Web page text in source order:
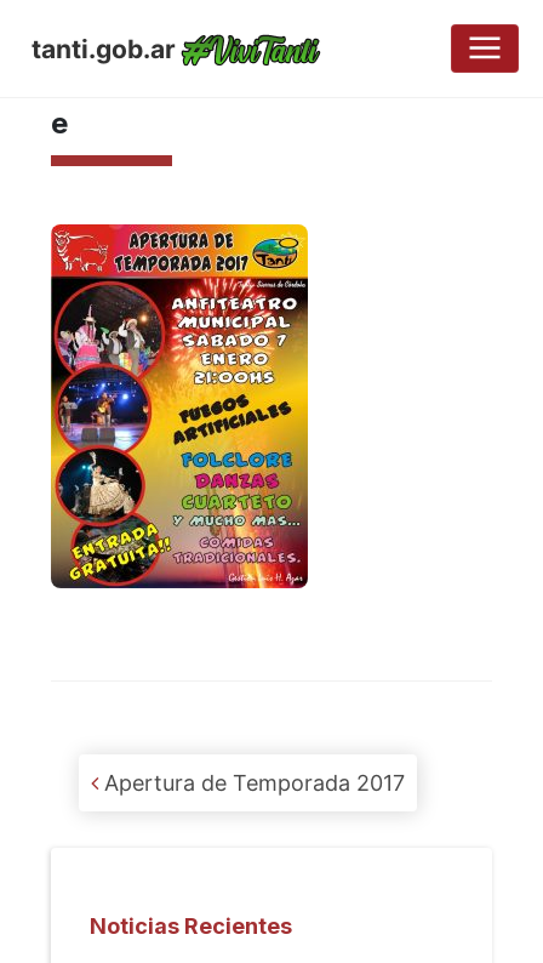
tanti.gob.ar
ABRIL 25, 2017
e
Post navigation
Apertura de Temporada 2017
Noticias Recientes